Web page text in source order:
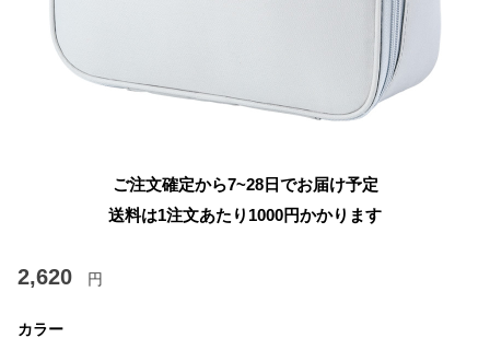
ご注文確定から7~28日でお届け予定
送料は1注文あたり 1000円かかります
2,620 円
カラー